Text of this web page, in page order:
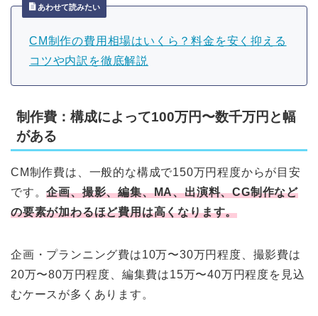
あわせて読みたい
CM制作の費用相場はいくら？料金を安く抑える
コツや内訳を徹底解説
制作費：構成によって100万円〜数千万円と幅
がある
CM制作費は、一般的な構成で150万円程度からが目安
です。企画、撮影、編集、MA、出演料、CG制作など
の要素が加わるほど費用は高くなります。
企画・プランニング費は10万〜30万円程度、撮影費は
20万〜80万円程度、編集費は15万〜40万円程度を見込
むケースが多くあります。